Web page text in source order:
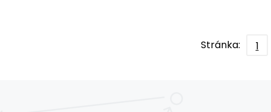
Stránka: 1